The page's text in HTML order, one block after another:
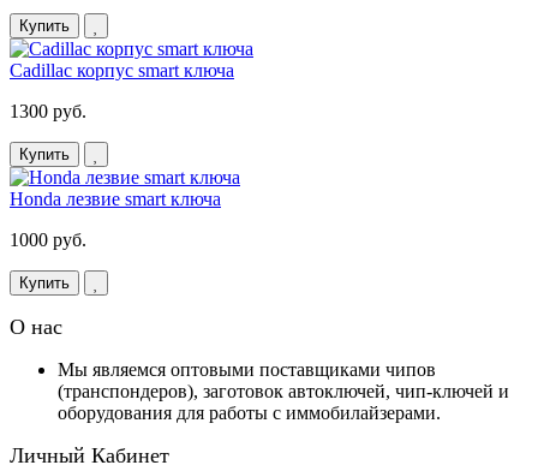
Купить
Cadillac корпус smart ключа
1300 руб.
Купить
Honda лезвие smart ключа
1000 руб.
Купить
О нас
Мы являемся оптовыми поставщиками чипов
(транспондеров), заготовок автоключей, чип-ключей и
оборудования для работы с иммобилайзерами.
Личный Кабинет